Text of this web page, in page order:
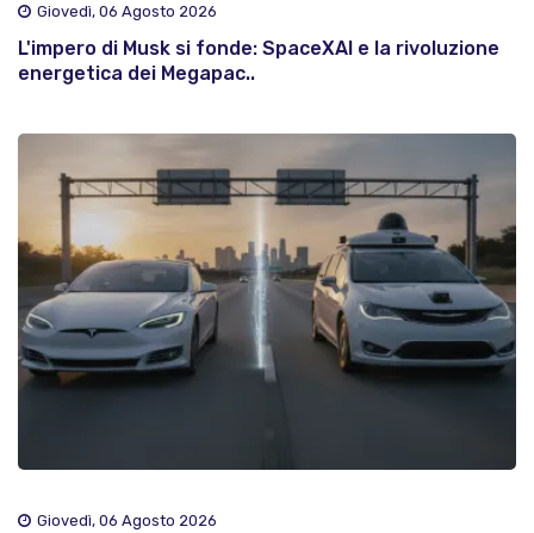
Giovedì, 06 Agosto 2026
L'impero di Musk si fonde: SpaceXAI e la rivoluzione
energetica dei Megapac..
Giovedì, 06 Agosto 2026